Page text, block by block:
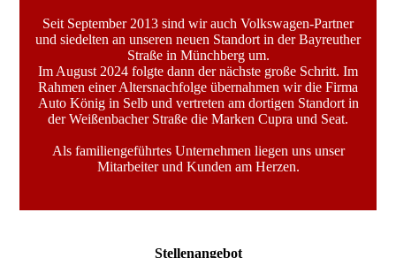
Seit September 2013 sind wir auch Volkswagen-Partner
und siedelten an unseren neuen Standort in der Bayreuther
Straße in Münchberg um.
Im August 2024 folgte dann der nächste große Schritt. Im
Rahmen einer Altersnachfolge übernahmen wir die Firma
Auto König in Selb und vertreten am dortigen Standort in
der Weißenbacher Straße die Marken Cupra und Seat.
Als familiengeführtes Unternehmen liegen uns unser
Mitarbeiter und Kunden am Herzen.
Stellen­angebot